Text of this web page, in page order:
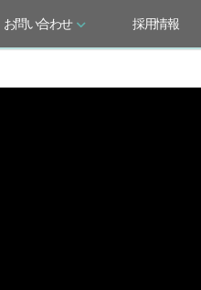
お問い合わせ 採用情報